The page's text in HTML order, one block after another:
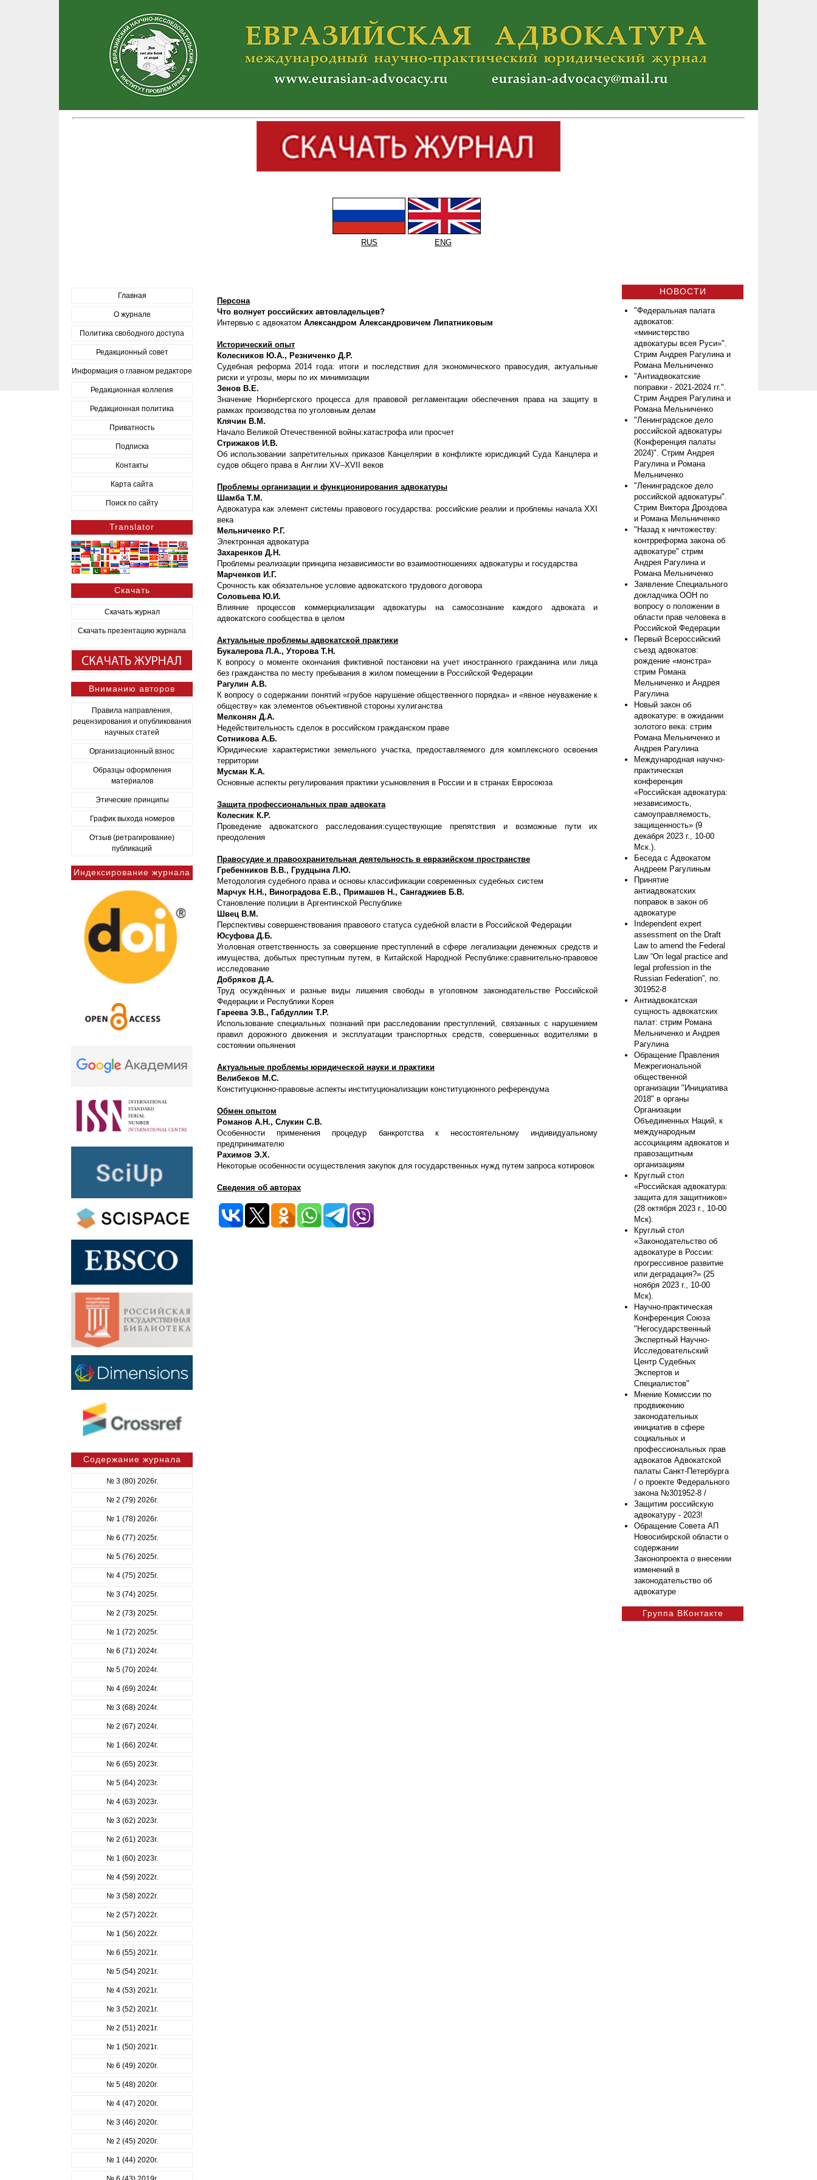
RUS ENG
Главная
О журнале
Политика свободного доступа
Редакционный совет
Информация о главном редакторе
Редакционная коллегия
Редакционная политика
Приватность
Подписка
Контакты
Карта сайта
Поиск по сайту
Translator
Скачать
Скачать журнал
Скачать презентацию журнала
Вниманию авторов
Правила направления,
рецензирования и опубликования
научных статей
Организационный взнос
Образцы оформления
материалов
Этические принципы
График выхода номеров
Отзыв (ретрагирование)
публикаций
Индексирование журнала
Содержание журнала
№ 3 (80) 2026г.
№ 2 (79) 2026г.
№ 1 (78) 2026г.
№ 6 (77) 2025г.
№ 5 (76) 2025г.
№ 4 (75) 2025г.
№ 3 (74) 2025г.
№ 2 (73) 2025г.
№ 1 (72) 2025г.
№ 6 (71) 2024г.
№ 5 (70) 2024г.
№ 4 (69) 2024г.
№ 3 (68) 2024г.
№ 2 (67) 2024г.
№ 1 (66) 2024г.
№ 6 (65) 2023г.
№ 5 (64) 2023г.
№ 4 (63) 2023г.
№ 3 (62) 2023г.
№ 2 (61) 2023г.
№ 1 (60) 2023г.
№ 4 (59) 2022г.
№ 3 (58) 2022г.
№ 2 (57) 2022г.
№ 1 (56) 2022г.
№ 6 (55) 2021г.
№ 5 (54) 2021г.
№ 4 (53) 2021г.
№ 3 (52) 2021г.
№ 2 (51) 2021г.
№ 1 (50) 2021г.
№ 6 (49) 2020г.
№ 5 (48) 2020г.
№ 4 (47) 2020г.
№ 3 (46) 2020г.
№ 2 (45) 2020г.
№ 1 (44) 2020г.
Персона
Что волнует российских автовладельцев?
Интервью с адвокатом Александром Александровичем Липатниковым
Исторический опыт
Колесников Ю.А., Резниченко Д.Р.
Судебная реформа 2014 года: итоги и последствия для экономического правосудия, актуальные
риски и угрозы, меры по их минимизации
Зенов В.Е.
Значение Нюрнбергского процесса для правовой регламентации обеспечения права на защиту в
рамках производства по уголовным делам
Клячин В.М.
Начало Великой Отечественной войны:катастрофа или просчет
Стрижаков И.В.
Об использовании запретительных приказов Канцелярии в конфликте юрисдикций Суда Канцлера и
судов общего права в Англии XV–XVII веков
Проблемы организации и функционирования адвокатуры
Шамба Т.М.
Адвокатура как элемент системы правового государства: российские реалии и проблемы начала ХХI
века
Мельниченко Р.Г.
Электронная адвокатура
Захаренков Д.Н.
Проблемы реализации принципа независимости во взаимоотношениях адвокатуры и государства
Марченков И.Г.
Срочность как обязательное условие адвокатского трудового договора
Соловьева Ю.И.
Влияние процессов коммерциализации адвокатуры на самосознание каждого адвоката и
адвокатского сообщества в целом
Актуальные проблемы адвокатской практики
Букалерова Л.А., Уторова Т.Н.
К вопросу о моменте окончания фиктивной постановки на учет иностранного гражданина или лица
без гражданства по месту пребывания в жилом помещении в Российской Федерации
Рагулин А.В.
К вопросу о содержании понятий «грубое нарушение общественного порядка» и «явное неуважение к
обществу» как элементов объективной стороны хулиганства
Мелконян Д.А.
Недействительность сделок в российском гражданском праве
Сотникова А.Б.
Юридические характеристики земельного участка, предоставляемого для комплексного освоения
территории
Мусман К.А.
Основные аспекты регулирования практики усыновления в России и в странах Евросоюза
Защита профессиональных прав адвоката
Колесник К.Р.
Проведение адвокатского расследования:существующие препятствия и возможные пути их
преодоления
Правосудие и правоохранительная деятельность в евразийском пространстве
Гребенников В.В., Грудцына Л.Ю.
Методология судебного права и основы классификации современных судебных систем
Марчук Н.Н., Виноградова Е.В., Примашев Н., Сангаджиев Б.В.
Становление полиции в Аргентинской Республике
Швец В.М.
Перспективы совершенствования правового статуса судебной власти в Российской Федерации
Юсуфова Д.Б.
Уголовная ответственность за совершение преступлений в сфере легализации денежных средств и
имущества, добытых преступным путем, в Китайской Народной Республике:сравнительно-правовое
исследование
Добряков Д.А.
Труд осуждённых и разные виды лишения свободы в уголовном законодательстве Российской
Федерации и Республики Корея
Гареева Э.В., Габдуллин Т.Р.
Использование специальных познаний при расследовании преступлений, связанных с нарушением
правил дорожного движения и эксплуатации транспортных средств, совершенных водителями в
состоянии опьянения
Актуальные проблемы юридической науки и практики
Велибеков М.С.
Конституционно-правовые аспекты институционализации конституционного референдума
Обмен опытом
Романов А.Н., Слукин С.В.
Особенности применения процедур банкротства к несостоятельному индивидуальному
предпринимателю
Рахимов Э.Х.
Некоторые особенности осуществления закупок для государственных нужд путем запроса котировок
Сведения об авторах
НОВОСТИ
"Федеральная палата
адвокатов:
«министерство
адвокатуры всея Руси»".
Стрим Андрея Рагулина и
Романа Мельниченко
"Антиадвокатские
поправки - 2021-2024 гг.".
Стрим Андрея Рагулина и
Романа Мельниченко
"Ленинградское дело
российской адвокатуры
(Конференция палаты
2024)". Стрим Андрея
Рагулина и Романа
Мельниченко
"Ленинградское дело
российской адвокатуры".
Стрим Виктора Дроздова
и Романа Мельниченко
"Назад к ничтожеству:
контрреформа закона об
адвокатуре" стрим
Андрея Рагулина и
Романа Мельниченко
Заявление Специального
докладчика ООН по
вопросу о положении в
области прав человека в
Российской Федерации
Первый Всероссийский
съезд адвокатов:
рождение «монстра»
стрим Романа
Мельниченко и Андрея
Рагулина
Новый закон об
адвокатуре: в ожидании
золотого века: стрим
Романа Мельниченко и
Андрея Рагулина
Международная научно-
практическая
конференция
«Российская адвокатура:
независимость,
самоуправляемость,
защищенность» (9
декабря 2023 г., 10-00
Мск.).
Беседа с Адвокатом
Андреем Рагулиным
Принятие
антиадвокатских
поправок в закон об
адвокатуре
Independent expert
assessment on the Draft
Law to amend the Federal
Law “On legal practice and
legal profession in the
Russian Federation”, no.
301952-8
Антиадвокатская
сущность адвокатских
палат: стрим Романа
Мельниченко и Андрея
Рагулина
Обращение Правления
Межрегиональной
общественной
организации "Инициатива
2018" в органы
Организации
Объединенных Наций, к
международным
ассоциациям адвокатов и
правозащитным
организациям
Круглый стол
«Российская адвокатура:
защита для защитников»
(28 октября 2023 г., 10-00
Мск).
Круглый стол
«Законодательство об
адвокатуре в России:
прогрессивное развитие
или деградация?» (25
ноября 2023 г., 10-00
Мск).
Научно-практическая
Конференция Союза
"Негосударственный
Экспертный Научно-
Исследовательский
Центр Судебных
Экспертов и
Специалистов"
Мнение Комиссии по
продвижению
законодательных
инициатив в сфере
социальных и
профессиональных прав
адвокатов Адвокатской
палаты Санкт-Петербурга
/ о проекте Федерального
закона №301952-8 /
Защитим российскую
адвокатуру - 2023!
Обращение Совета АП
Новосибирской области о
содержании
Законопроекта о внесении
изменений в
законодательство об
адвокатуре
Группа ВКонтакте